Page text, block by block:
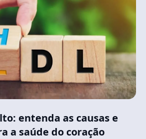
entenda as causas e
a saúde do coração